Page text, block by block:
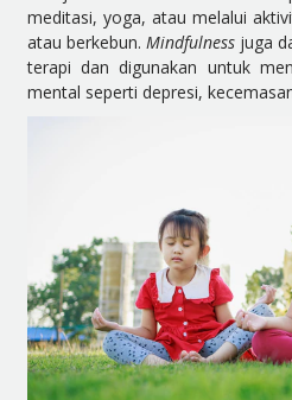
meditasi, yoga, atau melalui
atau berkebun. Mindfulness juga
terapi dan digunakan untuk
mental seperti depresi,